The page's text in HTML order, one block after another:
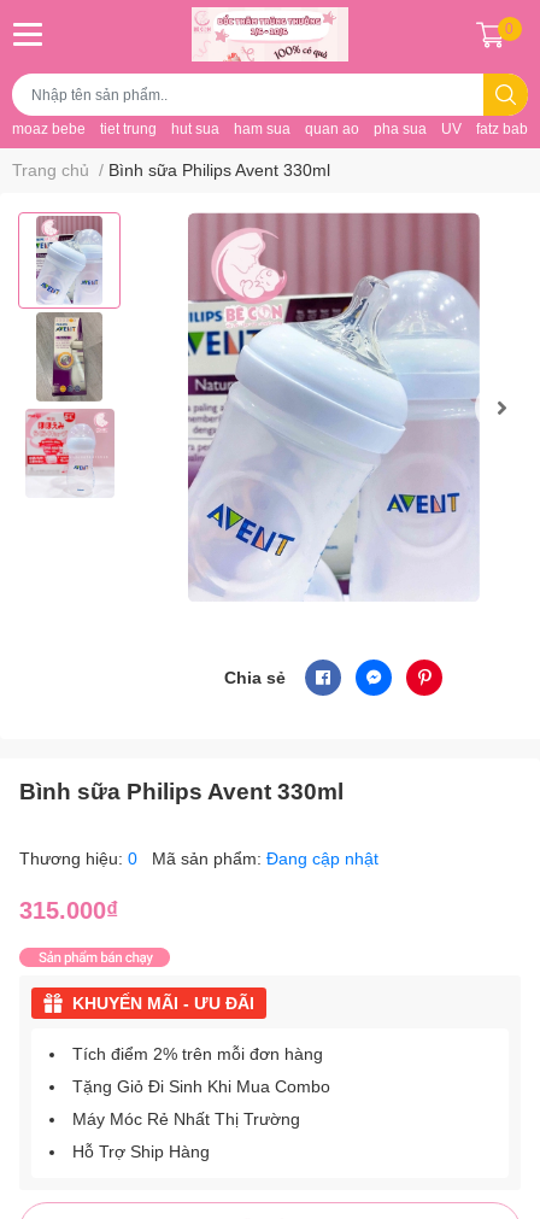
moaz bebe tiet trung hut sua ham sua quan ao pha sua UV fatz baby
0
Trang chủ / Bình sữa Philips Avent 330ml
Chia sẻ
Bình sữa Philips Avent 330ml
Thương hiệu: 0 Mã sản phẩm: Đang cập nhật
315.000₫
KHUYẾN MÃI - ƯU ĐÃI
Tích điểm 2% trên mỗi đơn hàng
Tặng Giỏ Đi Sinh Khi Mua Combo
Máy Móc Rẻ Nhất Thị Trường
Hỗ Trợ Ship Hàng